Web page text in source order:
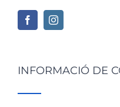
INFORMACIÓ DE